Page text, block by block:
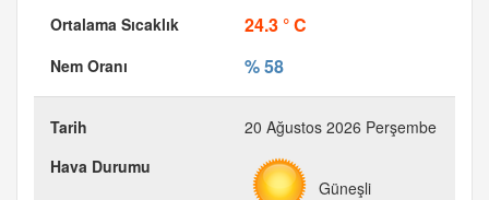
24.3 ° C
% 58
20 Ağustos 2026 Perşembe
Güneşli